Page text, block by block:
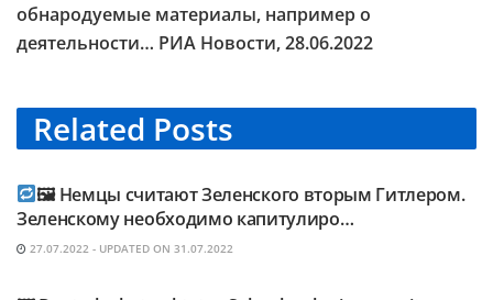
обнародуемые материалы, например о
деятельности… РИА Новости, 28.06.2022
Related Posts
TELEGRAM KANAL @NEUESAUSRUSSLAND
🖼 Немцы считают Зеленского вторым Гитлером.
Зеленскому необходимо капитулиро…
27.07.2022 - UPDATED ON 31.07.2022